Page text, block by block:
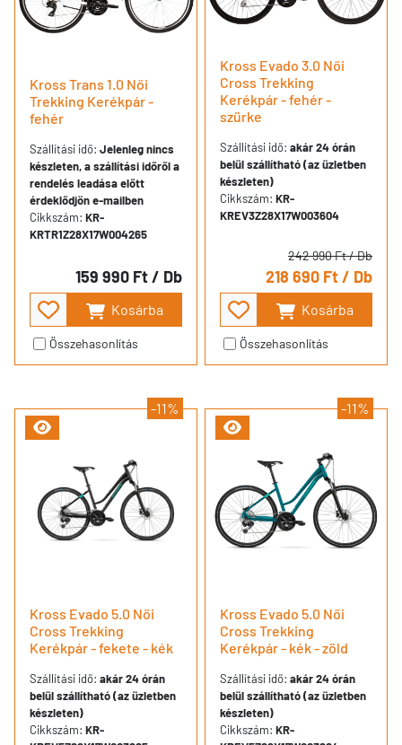
Kross Trans 1.0 Női
Trekking Kerékpár -
fehér
Szállítási idő: Jelenleg nincs
készleten, a szállítási időről a
rendelés leadása előtt
érdeklődjön e-mailben
Cikkszám: KR-
KRTR1Z28X17W004265
159 990 Ft/ Db
Kosárba
Összehasonlítás
Kross Evado 3.0 Női
Cross Trekking
Kerékpár - fehér -
szürke
Szállítási idő: akár 24 órán
belül szállítható (az üzletben
készleten)
Cikkszám: KR-
KREV3Z28X17W003604
242 990 Ft/ Db
218 690 Ft/ Db
Kosárba
Összehasonlítás
-11%
Kross Evado 5.0 Női
Cross Trekking
Kerékpár - fekete - kék
Szállítási idő: akár 24 órán
belül szállítható (az üzletben
készleten)
Cikkszám: KR-
-11%
Kross Evado 5.0 Női
Cross Trekking
Kerékpár - kék - zöld
Szállítási idő: akár 24 órán
belül szállítható (az üzletben
készleten)
Cikkszám: KR-